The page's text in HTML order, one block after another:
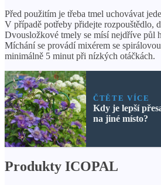
Před použitím je třeba tmel uchovávat
V případě potřeby přidejte rozpouštědlo,
Dvousložkové tmely se mísí nejdříve půl
Míchání se provádí mixérem se
minimálně 5 minut při nízkých otáčkách.
ČTĚTE VÍCE
Kdy je lepší
na jiné místo?
Produkty ICOPAL